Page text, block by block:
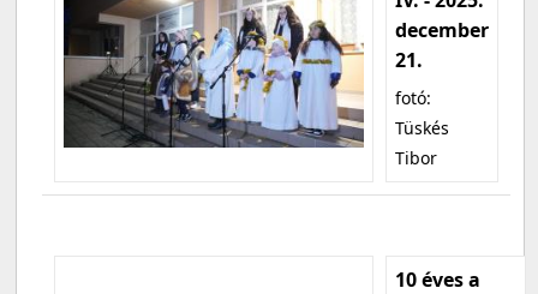
december
21.
fotó:
Tüskés
Tibor
10 éves a